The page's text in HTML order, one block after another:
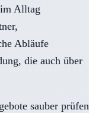
Alltag
Abläufe
die auch über
sauber prüfen